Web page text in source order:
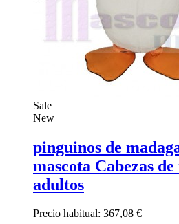
Sale
New
pinguinos de
mascota Cabezas
adultos
Precio habitual: 367,08 €